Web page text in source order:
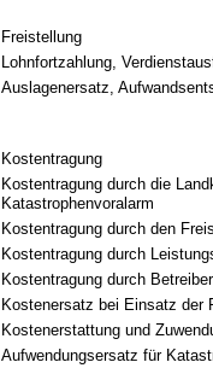
Freistellung
Lohnfortzahlung,
Auslagenersatz,
Kostentragung
Kostentragung durch die
Katastrophenvoralarm
Kostentragung durch den
Kostentragung durch
Kostentragung durch
Kostenersatz bei Einsatz der
Kostenerstattung und
Aufwendungsersatz für